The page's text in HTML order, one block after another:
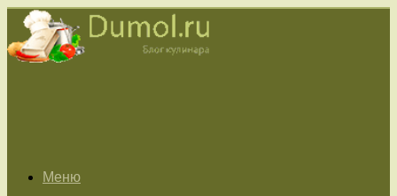
Меню